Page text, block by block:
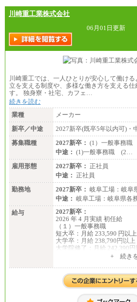
川崎重工業株式会社
06月01日更新
川崎重工では、一人ひとりが安心して働け
立を支える制度や、多様な働き方を支える仕
す。 独身寮・社宅、カフェ…
続きを読む
業種
メーカー
新卒／中途
2027新卒(既卒5年以内可)・
募集職種
2027新卒： (1）一般事務
中途： (1)一般事務職 (2…
雇用形態
2027新卒： 正社員
中途： 正社員
勤務地
2027新卒： 岐阜工場：岐阜
中途： 岐阜工場：岐阜県各
給与
2027新卒：
2026 年 4 月実績 初任給
（１）一般事務職
短大卒：月給 233,590 円以上
大学卒：月給 238,790円以上
大学院修了：月給 242,390円
※試用期間中も給与に変更
短大卒：月給 257,650 円以上
大学卒：月給 268,150円以上
大学院修了：月給 271,350
+ 続き